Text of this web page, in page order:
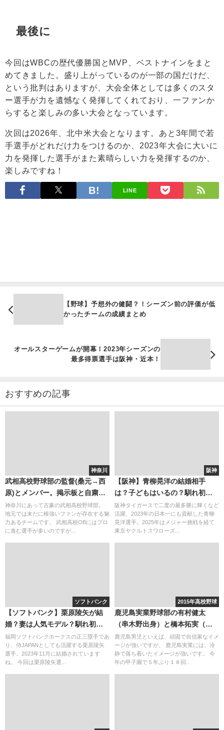
最後に
今回はWBCの歴代優勝国とMVP、ベストナインをまと
めてきました。盛り上がっているのが一部の国だけだ、
という批判はありますが、大会全体としては多くのスタ
ー選手が力を遺憾なく発揮してくれており、一ファンか
らすると楽しみの多い大会となっています。
次回は2026年、北中米大会となります。あと3年間で若
手選手がどれだけ力をつけるのか、2023年大会に大いに
力を発揮した選手がまた素晴らしい力を発揮するのか、
楽しみですね！
LINE
【野球】予想外の健闘？！シーズン前の評価が低
かったチームの成績まとめ
オールスターゲームが開幕！2023年シーズンの
最多得票選手は阪神・近本！
おすすめの記事
神奈川
武相高校野球部の監督(桑元→西
原)とメンバー。掲示板と自粛。
板野投手の進路(AKBとは関係な
し)
神奈川にあって古豪の武相高校野球部。
地元では未だに根強いファンが存在する魅
力あるチームです。 武相高校OBにはプロ
に進む選手が多いのですが...
阪神
【阪神】青柳晃洋の結婚相手
は？子どもはいるの？馴れ初め
や家族構成を調査！
阪神タイガースで二度の最多勝に輝くなど
活躍、2023年の日本一にも貢献した青柳
晃洋選手。2025年はメジャー挑戦を経て
東京ヤクルトスワローズ...
ソフトバンク
【ソフトバンク】栗原陵矢が結
婚？妻は人気モデル？馴れ初め
を調査！
福岡ソフトバンクホークスの正三塁手であ
り、侍JAPANとしても活躍する栗原陵矢
選手。2023年11月に結婚されています
ね。 今回は栗原陵矢選...
2015年高校野球
鹿児島実業野球部の有村健太
（串木野出身）と橋本拓実（大
学は？）。メンバーの出身中学
鹿児島男児といえば、頑固で自信家なイメ
ージが強いですが、 鹿児島実業には、冷
静で落ち着いたイメージが強いです。 今
年の甲子園で５年ぶり１８回...